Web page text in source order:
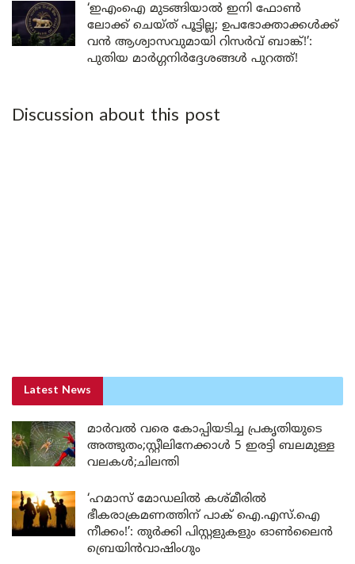
‘ഇഎംഐ മുടങ്ങിയാൽ ഇനി ഫോൺ
ലോക്ക് ചെയ്ത് പൂട്ടില്ല; ഉപഭോക്താക്കൾക്ക്
വൻ ആശ്വാസവുമായി റിസർവ് ബാങ്ക്!’:
പുതിയ മാർഗ്ഗനിർദ്ദേശങ്ങൾ പുറത്ത്!
Discussion about this post
Latest News
മാർവൽ വരെ കോപ്പിയടിച്ച പ്രകൃതിയുടെ
അത്ഭുതം;സ്റ്റീലിനേക്കാൾ 5 ഇരട്ടി ബലമുള്ള
വലകൾ;ചിലന്തി
‘ഹമാസ് മോഡലിൽ കശ്മീരിൽ
ഭീകരാക്രമണത്തിന് പാക് ഐ.എസ്.ഐ
നീക്കം!’: തുർക്കി പിസ്റ്റളുകളും ഓൺലൈൻ
ബ്രെയിൻവാഷിംഗും